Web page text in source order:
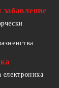
забавление
електроника